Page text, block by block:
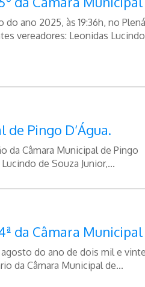
ano 2025, às 19:36h, no
vereadores: Leonidas
Pingo D’Água.
da Câmara Municipal de Pingo
de Souza Junior,...
da Câmara Municipal
do ano de dois mil e
da Câmara Municipal de...